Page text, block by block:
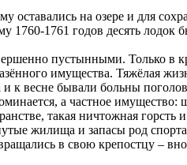
оставались на озере и для
1760-1761 годов десять
пустынными. Только в
имущества. Тяжёлая
к весне бывали больны
а частное
такая ничтожная
жилища и запасы род
в свою крепостцу –